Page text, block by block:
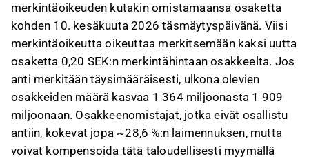
merkintäoikeuden kutakin omistamaansa osaketta
kohden 10. kesäkuuta 2026 täsmäytyspäivänä. Viisi
merkintäoikeutta oikeuttaa merkitsemään kaksi uutta
osaketta 0,20 SEK:n merkintähintaan osakkeelta. Jos
anti merkitään täysimääräisesti, ulkona olevien
osakkeiden määrä kasvaa 1 364 miljoonasta 1 909
miljoonaan. Osakkeenomistajat, jotka eivät osallistu
antiin, kokevat jopa ~28,6 %:n laimennuksen, mutta
voivat kompensoida tätä taloudellisesti myymällä